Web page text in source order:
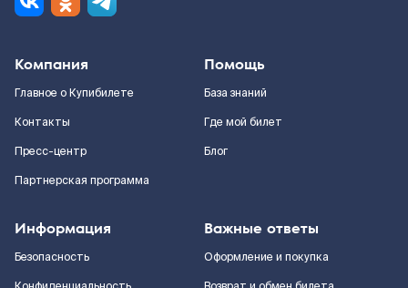
Компания
Главное о Купибилете
Контакты
Пресс-центр
Партнерская программа
Помощь
База знаний
Где мой билет
Блог
Информация
Безопасность
Важные ответы
Оформление и покупка